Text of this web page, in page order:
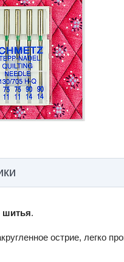
шитья.
острие, легко